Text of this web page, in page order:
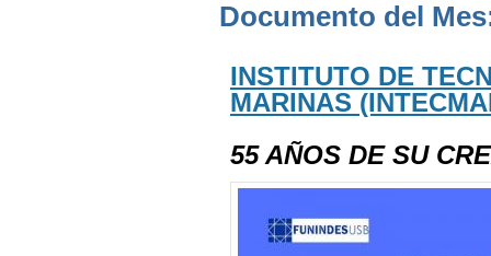
Documento del
INSTITUTO DE
MARINAS
55 AÑOS DE SU